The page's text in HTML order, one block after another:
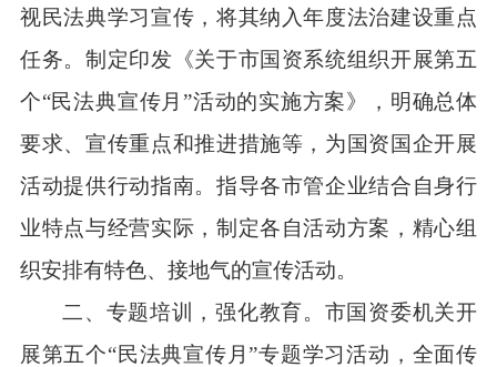
视民法典学习宣传，将其纳入年度法治建设重点
任务。制定印发《关于市国资系统组织开展第五
个“民法典宣传月”活动的实施方案》，明确总体
要求、宣传重点和推进措施等，为国资国企开展
活动提供行动指南。指导各市管企业结合自身行
业特点与经营实际，制定各自活动方案，精心组
织安排有特色、接地气的宣传活动。
二、专题培训，强化教育。市国资委机关开
展第五个“民法典宣传月”专题学习活动，全面传